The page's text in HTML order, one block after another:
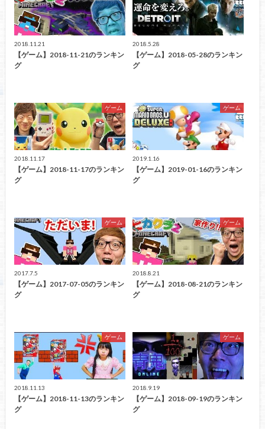
2018.11.21
【ゲーム】2018-11-21のランキン
グ
2018.5.28
【ゲーム】2018-05-28のランキン
グ
ゲーム
2018.11.17
【ゲーム】2018-11-17のランキン
グ
ゲーム
2019.1.16
【ゲーム】2019-01-16のランキン
グ
ゲーム
2017.7.5
【ゲーム】2017-07-05のランキン
グ
ゲーム
2018.8.21
【ゲーム】2018-08-21のランキン
グ
ゲーム
2018.11.13
【ゲーム】2018-11-13のランキン
グ
ゲーム
2018.9.19
【ゲーム】2018-09-19のランキン
グ